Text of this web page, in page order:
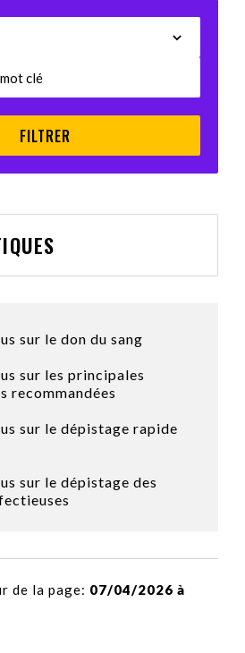
sur le don du sang
sur les principales
recommandées
sur le dépistage rapide
sur le dépistage des
de la page: 07/04/2026 à